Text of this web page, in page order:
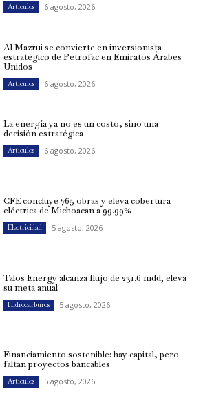
Artículos 6 agosto, 2026
Al Mazrui se convierte en inversionista
estratégico de Petrofac en Emiratos Árabes
Unidos
Artículos 6 agosto, 2026
La energía ya no es un costo, sino una
decisión estratégica
Artículos 6 agosto, 2026
CFE concluye 765 obras y eleva cobertura
eléctrica de Michoacán a 99.99%
Electricidad 5 agosto, 2026
Talos Energy alcanza flujo de 231.6 mdd; eleva
su meta anual
Hidrocarburos 5 agosto, 2026
Financiamiento sostenible: hay capital, pero
faltan proyectos bancables
Artículos 5 agosto, 2026